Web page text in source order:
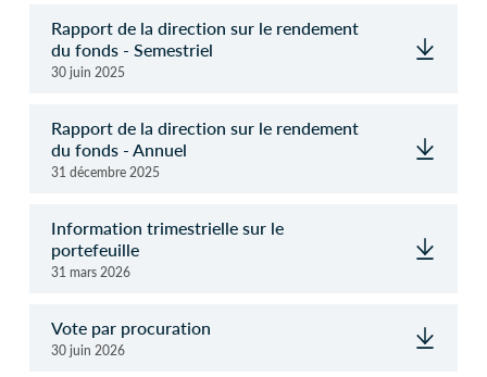
Rapport de la direction sur le rendement
du fonds - Semestriel
30 juin 2025
Rapport de la direction sur le rendement
du fonds - Annuel
31 décembre 2025
Information trimestrielle sur le
portefeuille
31 mars 2026
Vote par procuration
30 juin 2026